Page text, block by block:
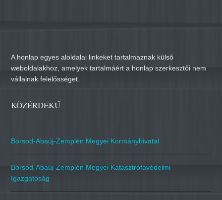
A honlap egyes aloldalai linkeket tartalmaznak külső
weboldalakhoz, amelyek tartalmáért a honlap szerkesztői nem
vállalnak felelősséget.
KÖZÉRDEKŰ
Borsod-Abaúj-Zemplén Megyei Kormányhivatal
Borsod-Abaúj-Zemplén Megyei Katasztrófavédelmi
Igazgatóság